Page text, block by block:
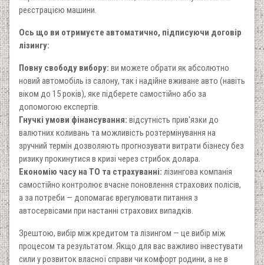
реєстрацією машини.
Ось що ви отримуєте автоматично, підписуючи договір
лізингу:
Повну свободу вибору: ви можете обрати як абсолютно
новий автомобіль із салону, так і надійне вживане авто (навіть
віком до 15 років), яке підберете самостійно або за
допомогою експертів.
Гнучкі умови фінансування: відсутність прив'язки до
валютних коливань та можливість розтермінування на
зручний термін дозволяють прогнозувати витрати бізнесу без
ризику прокинутися в кризі через стрибок долара.
Економію часу на ТО та страхуванні: лізингова компанія
самостійно контролює вчасне поновлення страхових полісів,
а за потреби — допомагає врегулювати питання з
автосервісами при настанні страхових випадків.
Зрештою, вибір між кредитом та лізингом — це вибір між
процесом та результатом. Якщо для вас важливо інвестувати
сили у розвиток власної справи чи комфорт родини, а не в